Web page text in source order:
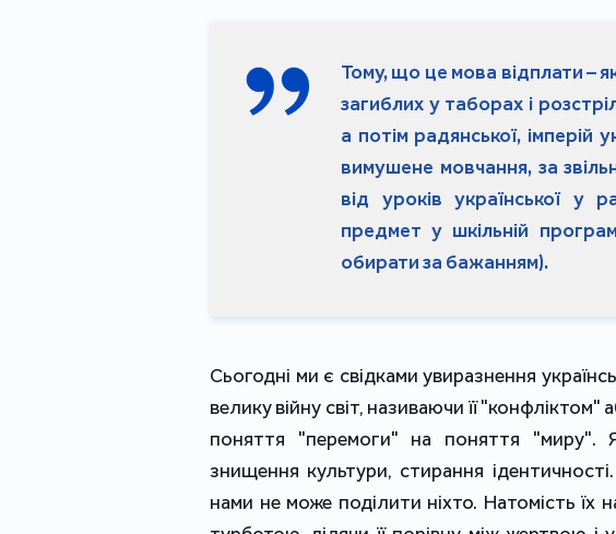
Тому, що це мова відплати –
загиблих у таборах і
а потім радянської, імперій
вимушене мовчання, за
від уроків української у
предмет у шкільній
обирати за бажанням).
Сьогодні ми є свідками увиразнення
велику війну світ, називаючи її "конфліктом"
поняття "перемоги" на поняття "миру".
знищення культури, стирання
нами не може поділити ніхто. Натомість їх